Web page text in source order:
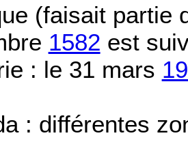
(faisait partie
1582 est
: le 31 mars
: différentes